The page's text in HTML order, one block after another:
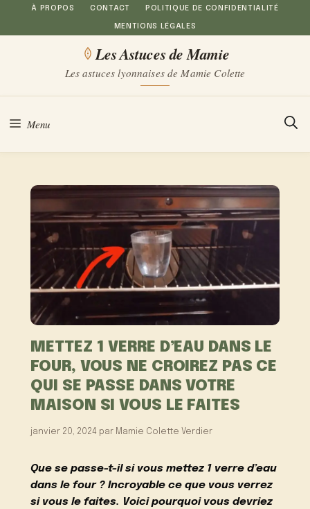
Aller
au
À PROPOS CONTACT POLITIQUE DE CONFIDENTIALITÉ
MENTIONS LÉGALES
Les Astuces de Mamie
Les astuces lyonnaises de Mamie Colette
Menu
METTEZ 1 VERRE D’EAU DANS LE
FOUR, VOUS NE CROIREZ PAS CE
QUI SE PASSE DANS VOTRE
MAISON SI VOUS LE FAITES
janvier 20, 2024 par Mamie Colette Verdier
Que se passe-t-il si vous mettez 1 verre d’eau
dans le four ? Incroyable ce que vous verrez
si vous le faites. Voici pourquoi vous devriez